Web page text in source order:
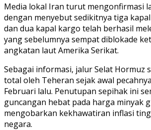
Media lokal Iran turut mengonfirmasi
dengan menyebut sedikitnya tiga
dan dua kapal kargo telah berhasil
yang sebelumnya sempat diblokade
angkatan laut Amerika Serikat.
Sebagai informasi, jalur Selat Hormuz
total oleh Teheran sejak awal
Februari lalu. Penutupan sepihak ini
guncangan hebat pada harga minyak
mengobarkan kekhawatiran inflasi
negara.